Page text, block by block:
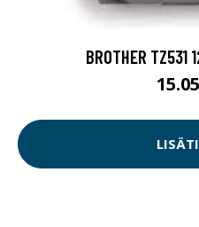
BROTHER TZ531